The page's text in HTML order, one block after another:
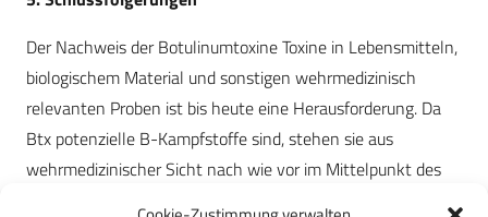
Der Nachweis der Botulinumtoxine Toxine in Lebensmitteln,
biologischem Material und sonstigen wehrmedizinisch
relevanten Proben ist bis heute eine Herausforderung. Da
Btx potenzielle B-Kampfstoffe sind, stehen sie aus
wehrmedizinischer Sicht nach wie vor im Mittelpunkt des